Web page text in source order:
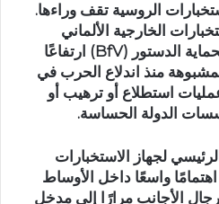
الروسية تقف وراءها.
الخارجية الألماني
(BND) والمكتب الاتحادي لحماية الدستور (BfV) ارتفاعًا
منذ اندلاع الحرب في
استطلاع أو ترهيب أو
الدولة الحساسة.
لجهاز الاستخبارات
واسعًا داخل الأوساط
الأجانب مرارًا إلى مدخل